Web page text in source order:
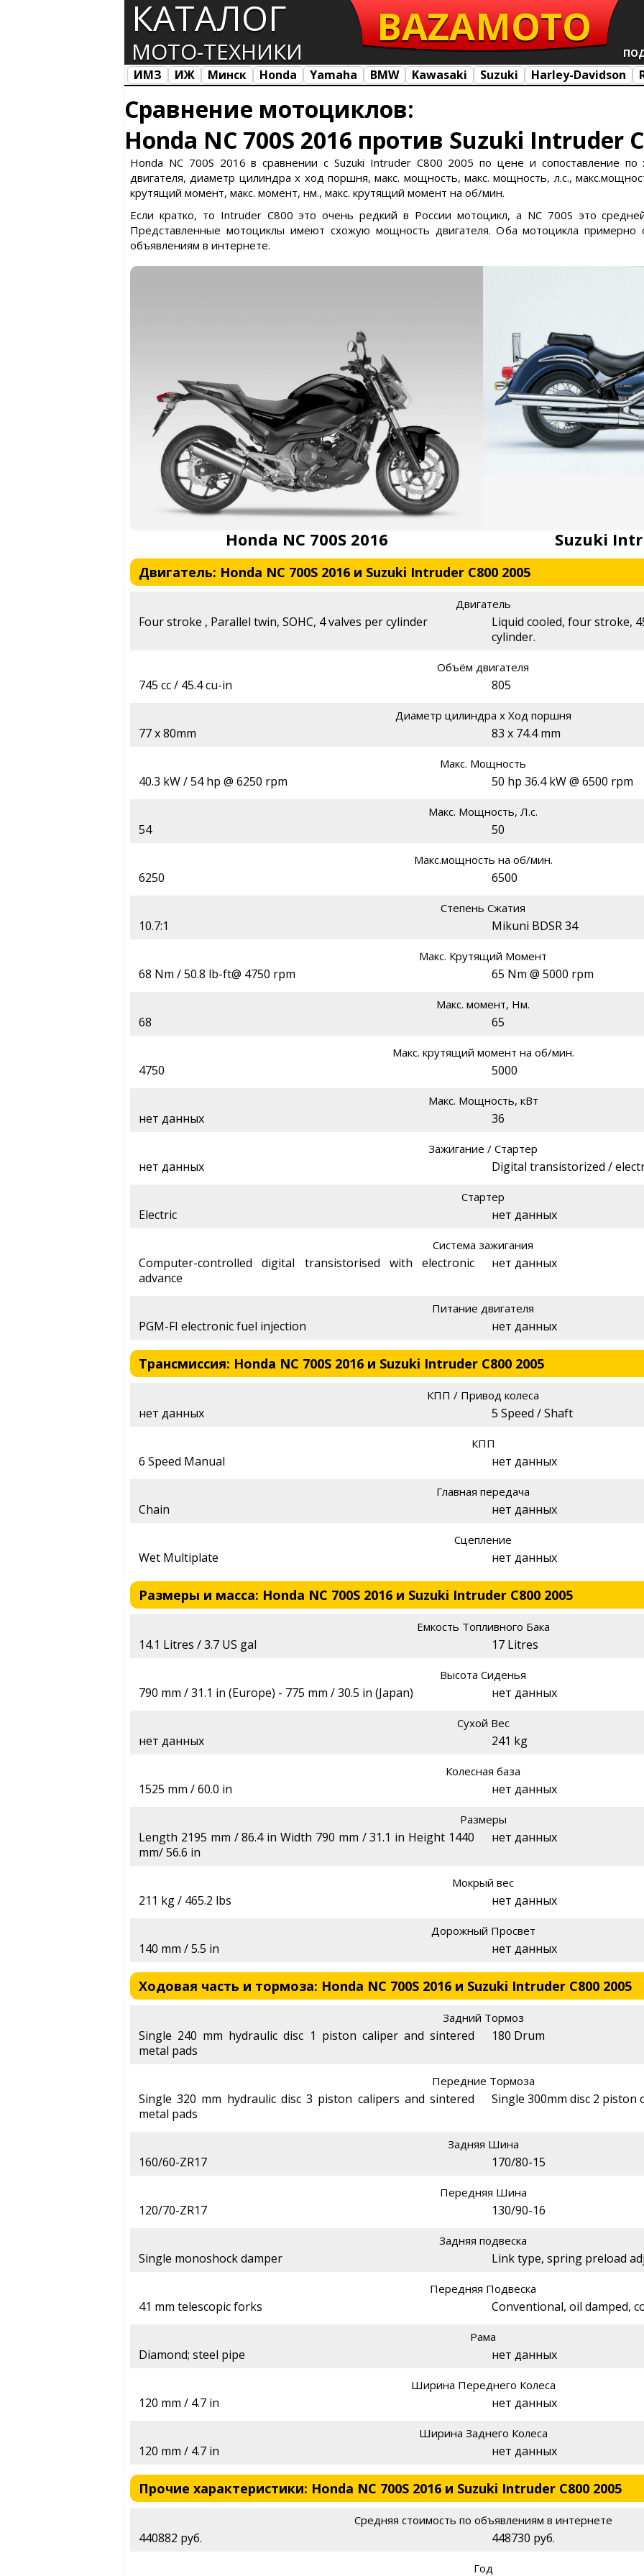
КАТАЛОГ
МОТО-ТЕХНИКИ
BAZAMOTO
ИМЗ ИЖ Минск Honda Yamaha BMW Kawasaki Suzuki Harley-Davidson
Сравнение мотоциклов:
Honda NC 700S 2016 против Suzuki Intruder
Honda NC 700S 2016 в сравнении с Suzuki Intruder C800 2005 по цене и сопоставление по
двигателя, диаметр цилиндра х ход поршня, макс. мощность, макс. мощность, л.с.,
крутящий момент, макс. момент, нм., макс. крутящий момент на об/мин.
Если кратко, то Intruder C800 это очень редкий в России мотоцикл, а NC 700S это
Представленные мотоциклы имеют схожую мощность двигателя. Оба мотоцикла примерно
объявлениям в интернете.
Honda NC 700S 2016 Suzuki
Двигатель: Honda NC 700S 2016 и Suzuki Intruder C800 2005
Двигатель
Four stroke , Parallel twin, SOHC, 4 valves per cylinder
Liquid cooled, four stroke,
cylinder.
Объём двигателя
745 cc / 45.4 cu-in 805
Диаметр цилиндра х Ход поршня
77 x 80mm 83 x 74.4 mm
Макс. Мощность
40.3 kW / 54 hp @ 6250 rpm 50 hp 36.4 kW @ 6500 rpm
Макс. Мощность, Л.с.
54 50
Макс.мощность на об/мин.
6250 6500
Степень Сжатия
10.7:1 Mikuni BDSR 34
Макс. Крутящий Момент
68 Nm / 50.8 lb-ft@ 4750 rpm 65 Nm @ 5000 rpm
Макс. момент, Нм.
68 65
Макс. крутящий момент на об/мин.
4750 5000
Макс. Мощность, кВт
нет данных 36
Зажигание / Стартер
нет данных Digital transistorized /
Стартер
Electric нет данных
Система зажигания
Computer-controlled digital transistorised with electronic
advance
нет данных
Питание двигателя
PGM-FI electronic fuel injection нет данных
Трансмиссия: Honda NC 700S 2016 и Suzuki Intruder C800 2005
КПП / Привод колеса
нет данных 5 Speed / Shaft
КПП
6 Speed Manual нет данных
Главная передача
Chain нет данных
Сцепление
Wet Multiplate нет данных
Размеры и масса: Honda NC 700S 2016 и Suzuki Intruder C800 2005
Емкость Топливного Бака
14.1 Litres / 3.7 US gal 17 Litres
Высота Сиденья
790 mm / 31.1 in (Europe) - 775 mm / 30.5 in (Japan) нет данных
Сухой Вес
нет данных 241 kg
Колесная база
1525 mm / 60.0 in нет данных
Размеры
Length 2195 mm / 86.4 in Width 790 mm / 31.1 in Height 1440
mm/ 56.6 in
нет данных
Мокрый вес
211 kg / 465.2 lbs нет данных
Дорожный Просвет
140 mm / 5.5 in нет данных
Ходовая часть и тормоза: Honda NC 700S 2016 и Suzuki Intruder C800 2005
Задний Тормоз
Single 240 mm hydraulic disc 1 piston caliper and sintered
metal pads
180 Drum
Передние Тормоза
Single 320 mm hydraulic disc 3 piston calipers and sintered
metal pads
Single 300mm disc 2 piston
Задняя Шина
160/60-ZR17 170/80-15
Передняя Шина
120/70-ZR17 130/90-16
Задняя подвеска
Single monoshock damper Link type, spring preload
Передняя Подвеска
41 mm telescopic forks Conventional, oil damped,
Рама
Diamond; steel pipe нет данных
Ширина Переднего Колеса
120 mm / 4.7 in нет данных
Ширина Заднего Колеса
120 mm / 4.7 in нет данных
Прочие характеристики: Honda NC 700S 2016 и Suzuki Intruder C800 2005
Средняя стоимость по объявлениям в интернете
440882 руб. 448730 руб.
Год